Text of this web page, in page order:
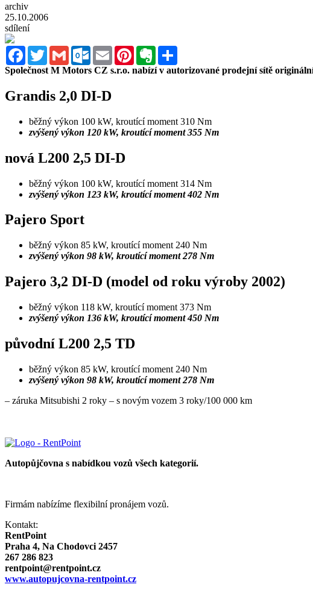
archiv
25.10.2006
sdílení
FacebookTwitterGmail Outlook.com
Email PinterestEvernote
Společnost M Motors CZ s.r.o. nabízí v autorizované prodejní sítě
Grandis 2,0 DI-D
běžný výkon 100 kW, kroutící moment 310 Nm
zvýšený výkon 120 kW, kroutící moment 355 Nm
nová L200 2,5 DI-D
běžný výkon 100 kW, kroutící moment 314 Nm
zvýšený výkon 123 kW, kroutící moment 402 Nm
Pajero Sport
běžný výkon 85 kW, kroutící moment 240 Nm
zvýšený výkon 98 kW, kroutící moment 278 Nm
Pajero 3,2 DI-D (model od roku výroby 2002)
běžný výkon 118 kW, kroutící moment 373 Nm
zvýšený výkon 136 kW, kroutící moment 450 Nm
původní L200 2,5 TD
běžný výkon 85 kW, kroutící moment 240 Nm
zvýšený výkon 98 kW, kroutící moment 278 Nm
– záruka Mitsubishi 2 roky – s novým vozem 3 roky/100 000 km
Autopůjčovna s nabídkou vozů všech kategorií.
Firmám nabízíme flexibilní pronájem vozů.
Kontakt:
RentPoint
Praha 4, Na Chodovci 2457
267 286 823
rentpoint@rentpoint.cz
www.autopujcovna-rentpoint.cz